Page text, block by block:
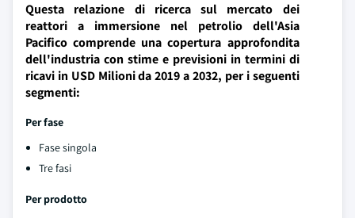
Questa relazione di ricerca sul mercato dei
reattori a immersione nel petrolio dell'Asia
Pacifico comprende una copertura approfondita
dell'industria con stime e previsioni in termini di
ricavi in USD Milioni da 2019 a 2032, per i seguenti
segmenti:
Per fase
Fase singola
Tre fasi
Per prodotto